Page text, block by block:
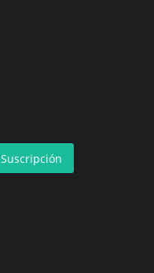
Suscripción